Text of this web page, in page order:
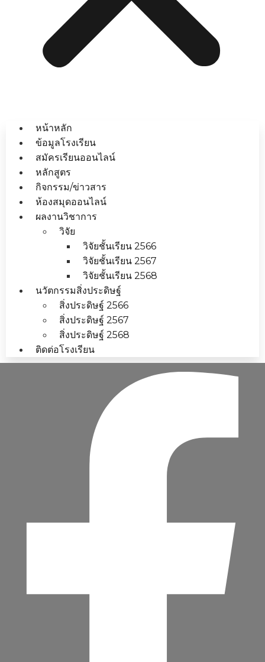
หน้าหลัก
ข้อมูลโรงเรียน
สมัครเรียนออนไลน์
หลักสูตร
กิจกรรม/ข่าวสาร
ห้องสมุดออนไลน์
ผลงานวิชาการ
วิจัย
วิจัยชั้นเรียน 2566
วิจัยชั้นเรียน 2567
วิจัยชั้นเรียน 2568
นวัตกรรมสิ่งประดิษฐ์
สิ่งประดิษฐ์ 2566
สิ่งประดิษฐ์ 2567
สิ่งประดิษฐ์ 2568
ติดต่อโรงเรียน